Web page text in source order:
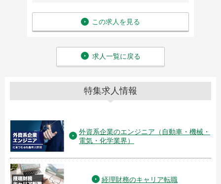
この求人を見る
求人一覧に戻る
特集求人情報
外資系企業のエンジニア（自動車・機械・
電気・化学業界）
経理財務のキャリア転職